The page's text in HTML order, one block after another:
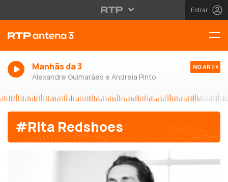
Entrar
Manhãs da 3
Alexandre Guimarães e Andreia Pinto
NO AR
#Rita Redshoes